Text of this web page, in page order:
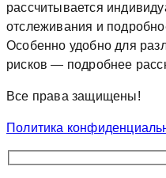
рассчитывается
отслеживания и
Особенно удобно для
рисков — подробнее
Все права защищены!
Политика